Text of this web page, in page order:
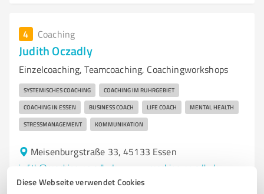
Diese Webseite verwendet Cookies
4 Coaching
Judith Oczadly
Einzelcoaching, Teamcoaching, Coachingworkshops
SYSTEMISCHES COACHING COACHING IM RUHRGEBIET
COACHING IN ESSEN BUSINESS COACH LIFE COACH MENTAL HEALTH
STRESSMANAGEMENT KOMMUNIKATION
Meisenburgstraße 33, 45133 Essen
judith@coaching-oczadly.de www.coaching-oczadly.de